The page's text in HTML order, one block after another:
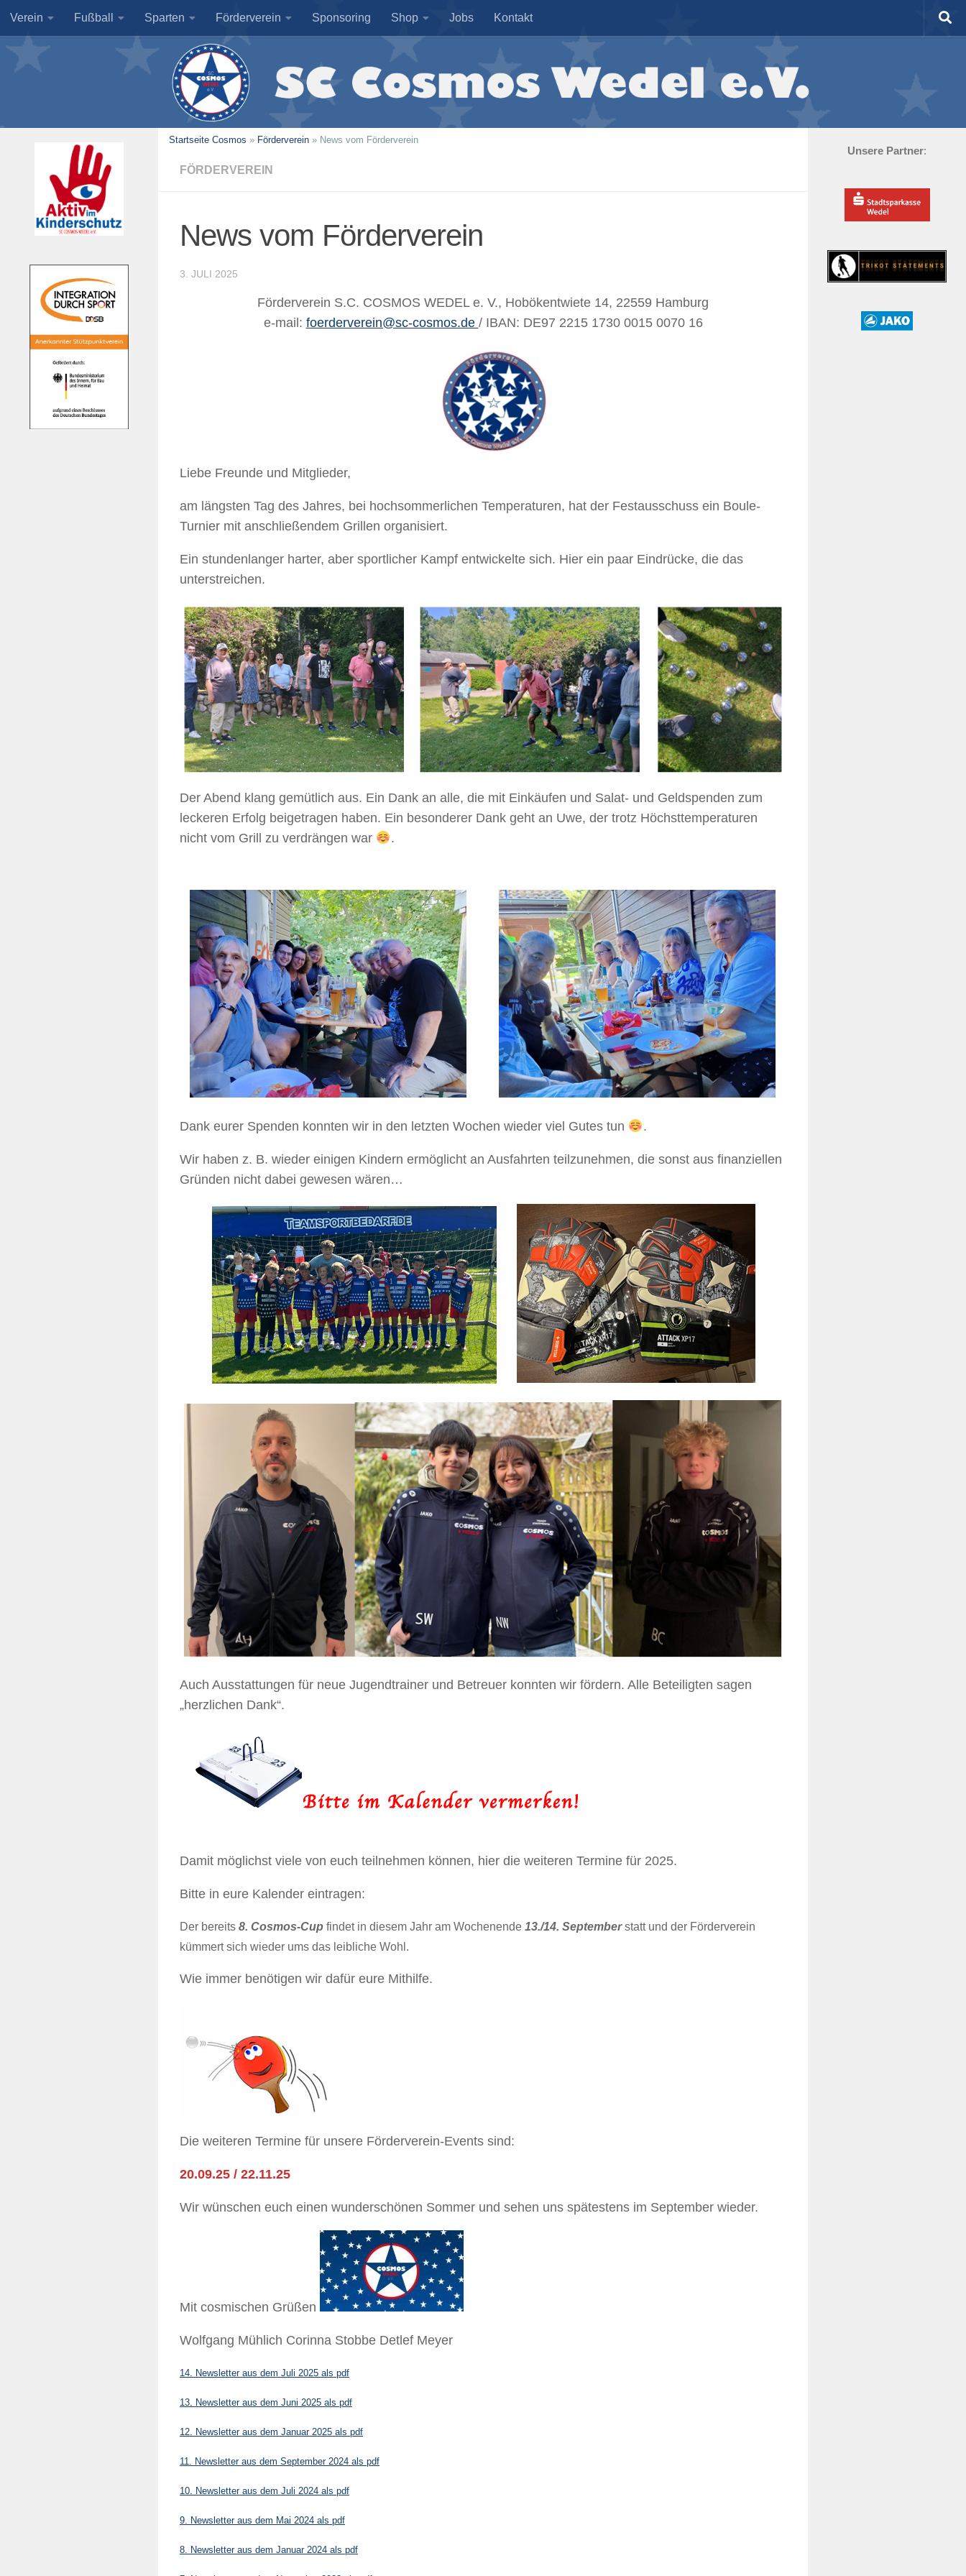
Zum Inhalt springen
Verein Fußball Sparten Förderverein Sponsoring Shop Jobs Kontakt
Startseite Cosmos » Förderverein » News vom Förderverein
FÖRDERVEREIN
News vom Förderverein
3. JULI 2025
Förderverein S.C. COSMOS WEDEL e. V., Hobökentwiete 14, 22559 Hamburg
e-mail: foerderverein@sc-cosmos.de / IBAN: DE97 2215 1730 0015 0070 16
Liebe Freunde und Mitglieder,
am längsten Tag des Jahres, bei hochsommerlichen Temperaturen, hat der Festausschuss ein Boule-
Turnier mit anschließendem Grillen organisiert.
Ein stundenlanger harter, aber sportlicher Kampf entwickelte sich. Hier ein paar Eindrücke, die das
unterstreichen.
Der Abend klang gemütlich aus. Ein Dank an alle, die mit Einkäufen und Salat- und Geldspenden zum
leckeren Erfolg beigetragen haben. Ein besonderer Dank geht an Uwe, der trotz Höchsttemperaturen
nicht vom Grill zu verdrängen war
.
Dank eurer Spenden konnten wir in den letzten Wochen wieder viel Gutes tun .
Wir haben z. B. wieder einigen Kindern ermöglicht an Ausfahrten teilzunehmen, die sonst aus finanziellen
Gründen nicht dabei gewesen wären…
Auch Ausstattungen für neue Jugendtrainer und Betreuer konnten wir fördern. Alle Beteiligten sagen
„herzlichen Dank“.
Damit möglichst viele von euch teilnehmen können, hier die weiteren Termine für 2025.
Bitte in eure Kalender eintragen:
Der bereits 8. Cosmos-Cup findet in diesem Jahr am Wochenende 13./14. Septemberstatt und der Förderverein
kümmert sich wieder ums das leibliche Wohl.
Wie immer benötigen wir dafür eure Mithilfe.
Die weiteren Termine für unsere Förderverein-Events sind:
20.09.25 / 22.11.25
Wir wünschen euch einen wunderschönen Sommer und sehen uns spätestens im September wieder.
Mit cosmischen Grüßen
Wolfgang Mühlich Corinna Stobbe Detlef Meyer
14. Newsletter aus dem Juli 2025 als pdf
13. Newsletter aus dem Juni 2025 als pdf
12. Newsletter aus dem Januar 2025 als pdf
11. Newsletter aus dem September 2024 als pdf
10. Newsletter aus dem Juli 2024 als pdf
9. Newsletter aus dem Mai 2024 als pdf
8. Newsletter aus dem Januar 2024 als pdf
Unsere Partner: